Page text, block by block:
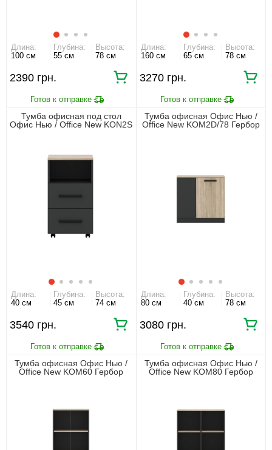
Длина:
100 см
Глубина:
55 см
Высота:
78 см
2390 грн.
Длина:
160 см
Глубина:
65 см
Высота:
78 см
3270 грн.
Тумба офисная под стол
Офис Нью / Office New KON2S
Длина:
40 см
Глубина:
45 см
Высота:
74 см
3540 грн.
Тумба офисная Офис Нью /
Office New KOM2D/78 Гербор
Длина:
80 см
Глубина:
40 см
Высота:
78 см
3080 грн.
Тумба офисная Офис Нью /
Office New KOM60 Гербор
Тумба офисная Офис Нью /
Office New KOM80 Гербор